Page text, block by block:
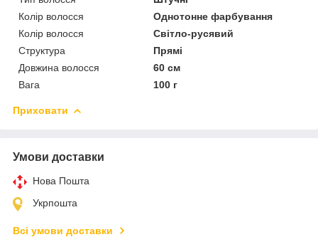
Колір волосся
Однотонне фарбування
Колір волосся
Світло-русявий
Структура
Прямі
Довжина волосся
60 см
Вага
100 г
Приховати
Умови доставки
Нова Пошта
Укрпошта
Всі умови доставки